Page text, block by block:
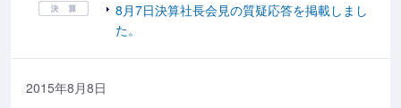
8月7日決算社長会見の質疑応答を掲載しまし
た。
2015年8月8日